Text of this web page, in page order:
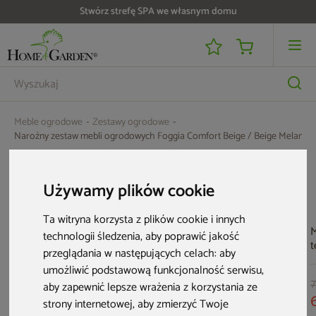
Używamy plików cookie
Ta witryna korzysta z plików cookie i innych
technologii śledzenia, aby poprawić jakość
przeglądania w następujących celach:aby
umożliwić podstawową funkcjonalność serwisu,
aby zapewnić lepsze wrażenia z korzystania ze
strony internetowej,aby zmierzyć Twoje
Stwórz strefę SPA we własnym domu
Meble ogrodowe
Zestawy ogrodowe
Narożny zestaw mebli ogrodowych Foggia Comfort Beige / Beige Melange